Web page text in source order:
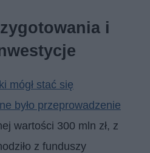
i
mógł stać się
było przeprowadzenie
wartości 300 mln zł, z
z funduszy